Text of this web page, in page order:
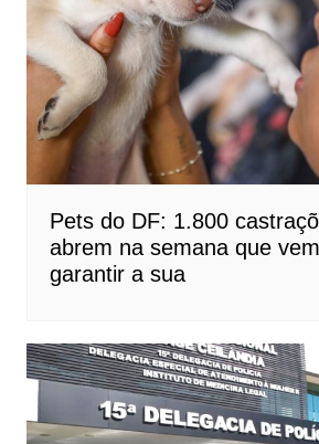
Pets do DF: 1.800
abrem na semana que
garantir a sua